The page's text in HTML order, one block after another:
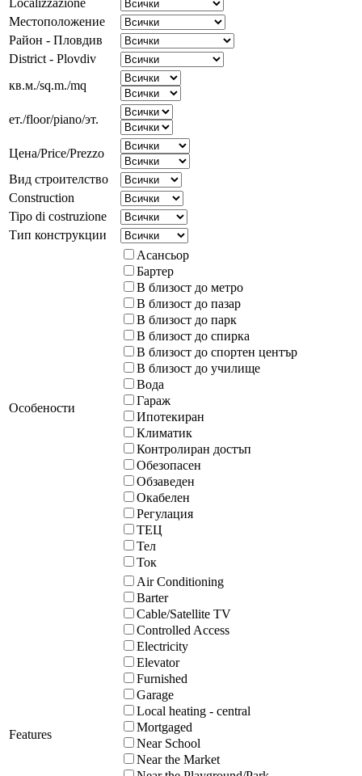
Местоположение
Район - Пловдив
District - Plovdiv
кв.м./sq.m./mq
ет./floor/piano/эт.
Цена/Price/Prezzo
Вид строителство
Construction
Tipo di costruzione
Тип конструкции
Особености
Асансьор
Бартер
В близост до метро
В близост до пазар
В близост до парк
В близост до спирка
В близост до спортен център
В близост до училище
Вода
Гараж
Ипотекиран
Климатик
Контролиран достъп
Обезопасен
Обзаведен
Окабелен
Регулация
ТЕЦ
Тел
Ток
Features
Air Conditioning
Barter
Cable/Satellite TV
Controlled Access
Electricity
Elevator
Furnished
Garage
Local heating - central
Mortgaged
Near School
Near the Market